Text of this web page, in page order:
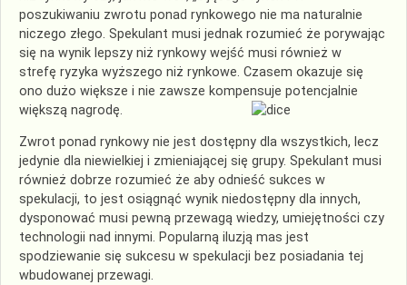
poszukiwaniu zwrotu ponad rynkowego nie ma naturalnie
niczego złego. Spekulant musi jednak rozumieć że porywając
się na wynik lepszy niż rynkowy wejść musi również w
strefę ryzyka wyższego niż rynkowe. Czasem okazuje się
ono dużo większe i nie zawsze kompensuje potencjalnie
większą nagrodę.
Zwrot ponad rynkowy nie jest dostępny dla wszystkich, lecz
jedynie dla niewielkiej i zmieniającej się grupy. Spekulant musi
również dobrze rozumieć że aby odnieść sukces w
spekulacji, to jest osiągnąć wynik niedostępny dla innych,
dysponować musi pewną przewagą wiedzy, umiejętności czy
technologii nad innymi. Popularną iluzją mas jest
spodziewanie się sukcesu w spekulacji bez posiadania tej
wbudowanej przewagi.